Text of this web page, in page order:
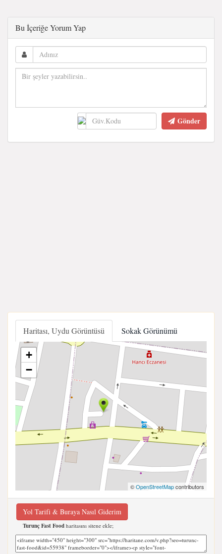
Bu İçeriğe Yorum Yap
Gönder
Haritası, Uydu Görüntüsü Sokak Görünümü
+
−
©OpenStreetMapcontributors
Yol Tarifi & Buraya Nasıl Giderim
Turunç Fast Food haritasını sitene ekle;